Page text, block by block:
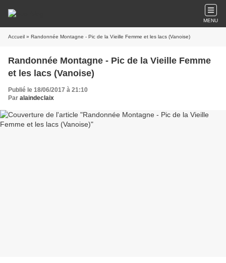
MENU
Accueil » Randonnée Montagne - Pic de la Vieille Femme et les lacs (Vanoise)
Randonnée Montagne - Pic de la Vieille Femme
et les lacs (Vanoise)
Publié le 18/06/2017 à 21:10
Par alaindeclaix